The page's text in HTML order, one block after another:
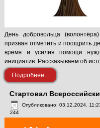
День добровольца
призван отметить и поощрить
время и усилия помощи
инициатив. Рассказываем об
Подробнее...
Стартовал
Опубликовано: 03.12.2024,
244